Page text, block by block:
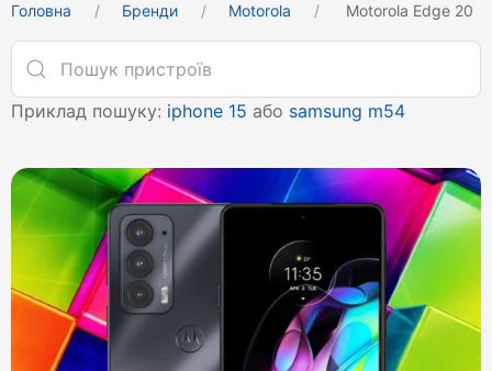
Головна Бренди Motorola Motorola Edge 20
Приклад пошуку: iphone 15 або samsung m54